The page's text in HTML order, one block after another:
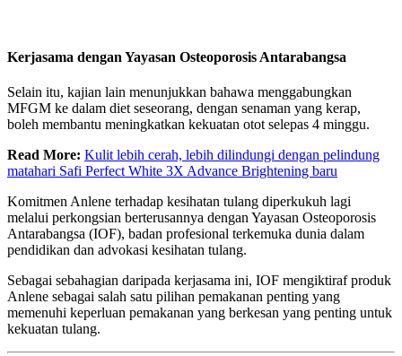
Kerjasama dengan Yayasan Osteoporosis Antarabangsa
Selain itu, kajian lain menunjukkan bahawa menggabungkan
MFGM ke dalam diet seseorang, dengan senaman yang kerap,
boleh membantu meningkatkan kekuatan otot selepas 4 minggu.
Read More: Kulit lebih cerah, lebih dilindungi dengan pelindung
matahari Safi Perfect White 3X Advance Brightening baru
Komitmen Anlene terhadap kesihatan tulang diperkukuh lagi
melalui perkongsian berterusannya dengan Yayasan Osteoporosis
Antarabangsa (IOF), badan profesional terkemuka dunia dalam
pendidikan dan advokasi kesihatan tulang.
Sebagai sebahagian daripada kerjasama ini, IOF mengiktiraf produk
Anlene sebagai salah satu pilihan pemakanan penting yang
memenuhi keperluan pemakanan yang berkesan yang penting untuk
kekuatan tulang.